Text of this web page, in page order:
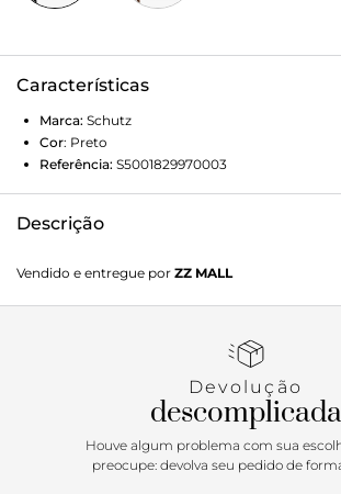
Características
Marca: Schutz
Cor: Preto
Referência: S5001829970003
Descrição
um toque de estilo boho. Perfeita para
funcionalidade sem abrir mão da
Vendido e entregue por ZZ MALL
Devolução
descomplicada
Houve algum problema com sua
preocupe: devolva seu pedido de